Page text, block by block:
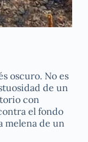
oscuro. No es
de un
con
el fondo
melena de un